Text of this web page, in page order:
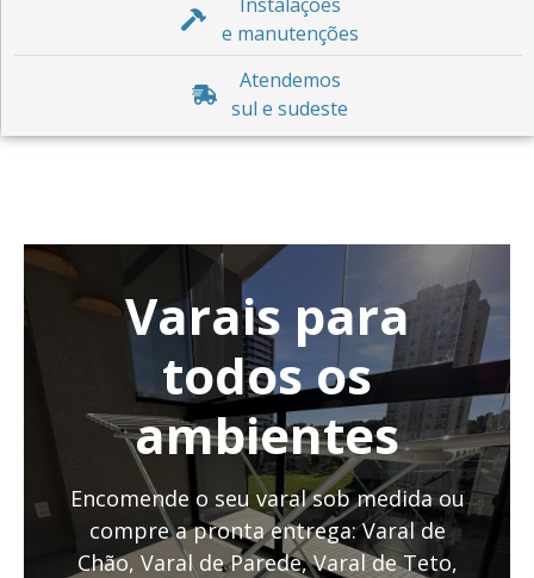
e manutenções
Atendemos
sul e sudeste
Varais para
todos os
ambientes
Encomende o seu varal sob medida ou
compre a pronta entrega: Varal de
Chão, Varal de Parede, Varal de Teto,